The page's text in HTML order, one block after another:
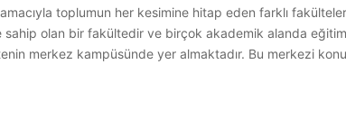
toplumun her kesimine hitap eden farklı
sahip olan bir fakültedir ve birçok akademik alanda eğitim
merkez kampüsünde yer almaktadır. Bu merkezi